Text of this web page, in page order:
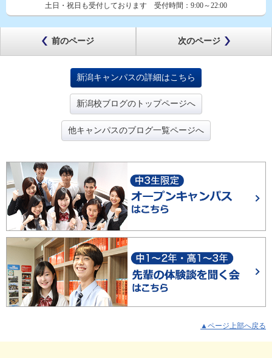
土日・祝日も受付しております 受付時間： 9:00～22:00
前のページ 次のページ
新潟キャンパスの詳細はこちら
新潟校ブログのトップページへ
他キャンパスのブログ一覧ページへ
▲ページ上部へ戻る